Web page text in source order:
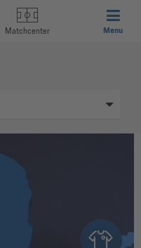
Matchcenter Menu